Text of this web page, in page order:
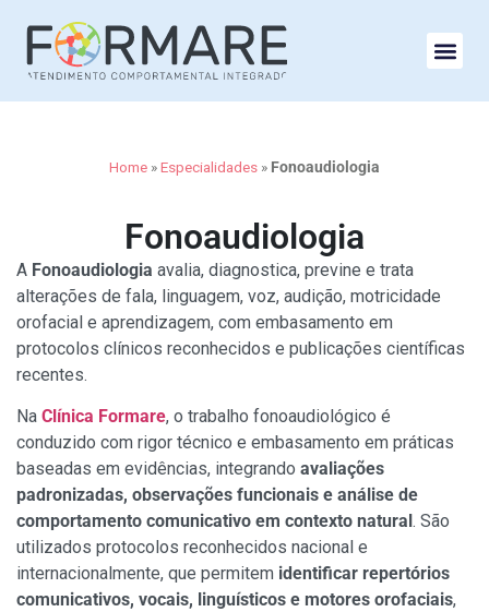
Home »Especialidades » Fonoaudiologia
Fonoaudiologia
A Fonoaudiologia avalia, diagnostica, previne e trata
alterações de fala, linguagem, voz, audição, motricidade
orofacial e aprendizagem, com embasamento em
protocolos clínicos reconhecidos e publicações científicas
recentes.
Na Clínica Formare, o trabalho fonoaudiológico é
conduzido com rigor técnico e embasamento em práticas
baseadas em evidências, integrando avaliações
padronizadas, observações funcionais e análise de
comportamento comunicativo em contexto natural . São
utilizados protocolos reconhecidos nacional e
internacionalmente, que permitem identificar repertórios
comunicativos, vocais, linguísticos e motores orofaciais,